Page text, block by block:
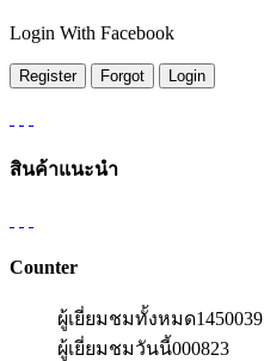
Login With Facebook
สินค้าแนะนำ
Counter
ผู้เยี่ยมชมทั้งหมด1450039
ผู้เยี่ยมชมวันนี้000823